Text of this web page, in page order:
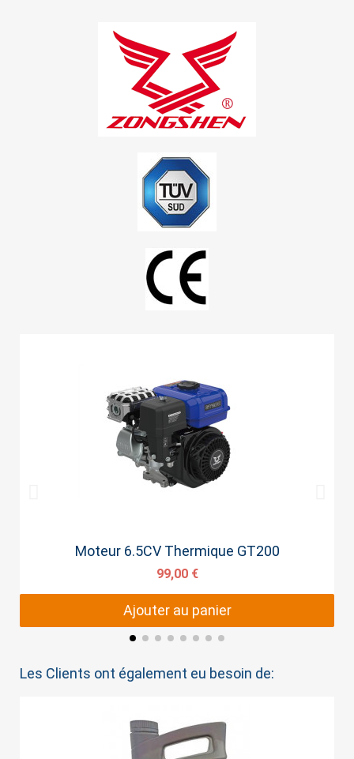
Aperçu rapide
Moteur 6.5CV Thermique GT200
99,00 €
Ajouter au panier
Les Clients ont également eu besoin de: